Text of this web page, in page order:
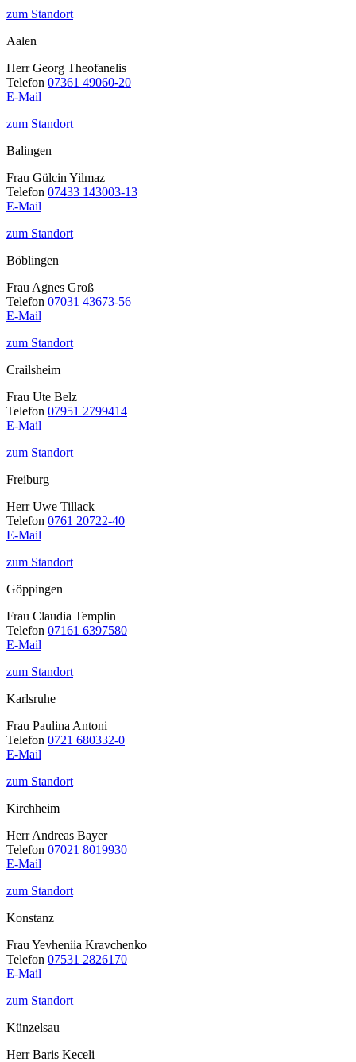
zum Standort
Aalen
Herr Georg Theofanelis
Telefon 07361 49060-20
E-Mail
zum Standort
Balingen
Frau Gülcin Yilmaz
Telefon 07433 143003-13
E-Mail
zum Standort
Böblingen
Frau Agnes Groß
Telefon 07031 43673-56
E-Mail
zum Standort
Crailsheim
Frau Ute Belz
Telefon 07951 2799414
E-Mail
zum Standort
Freiburg
Herr Uwe Tillack
Telefon 0761 20722-40
E-Mail
zum Standort
Göppingen
Frau Claudia Templin
Telefon 07161 6397580
E-Mail
zum Standort
Karlsruhe
Frau Paulina Antoni
Telefon 0721 680332-0
E-Mail
zum Standort
Kirchheim
Herr Andreas Bayer
Telefon 07021 8019930
E-Mail
zum Standort
Konstanz
Frau Yevheniia Kravchenko
Telefon 07531 2826170
E-Mail
zum Standort
Künzelsau
Herr Baris Keceli